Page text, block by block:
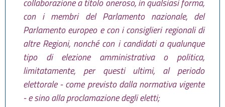
collaborazione a titolo oneroso, in qualsiasi forma,
con i membri del Parlamento nazionale, del
Parlamento europeo e con i consiglieri regionali di
altre Regioni, nonché con i candidati a qualunque
tipo di elezione amministrativa o politica,
limitatamente, per questi ultimi, al periodo
elettorale - come previsto dalla normativa vigente
- e sino alla proclamazione degli eletti;